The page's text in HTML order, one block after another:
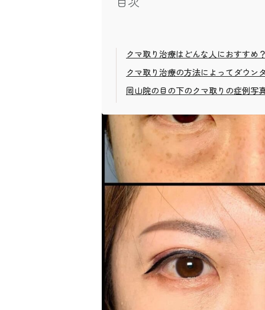
クマ取り治療はどんな人におすすめ
クマ取り治療の方法によってダウン
岡山院の目の下のクマ取りの症例写